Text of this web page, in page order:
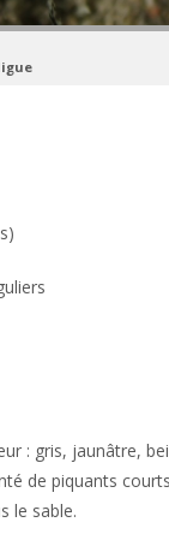
: gris, jaunâtre,
de piquants
le sable.